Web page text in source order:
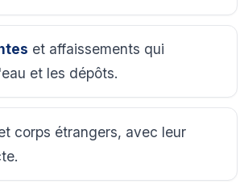
et affaissements qui
et les dépôts.
corps étrangers, avec leur